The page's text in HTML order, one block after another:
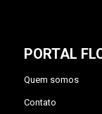
PORTAL
Quem somos
Contato